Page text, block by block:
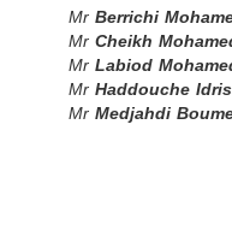
MrBerrichi
MrCheikh
MrLabiod
MrHaddouche
MrMedjahdi